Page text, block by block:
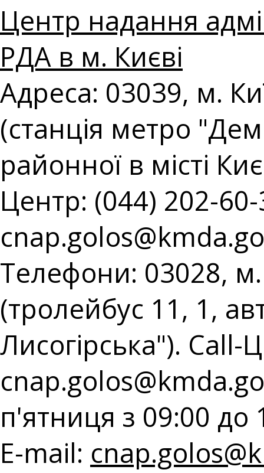
Центр надання
РДА в м. Києві
Адреса: 03039, м.
(станція метро
районної в місті
Центр: (044) 202-
Телефони: 03028,
(тролейбус 11, 1,
Лисогірська").
п'ятниця з 09:00 до
E-mail: